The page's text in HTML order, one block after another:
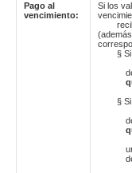
Pago al
vencimiento:
Si los
§Si
§Si